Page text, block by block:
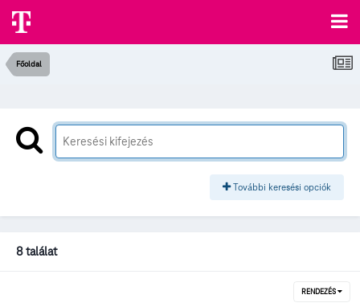
Főoldal
További keresési opciók
8 találat
RENDEZÉS